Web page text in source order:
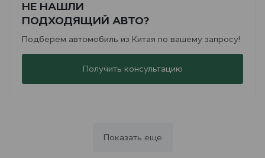
НЕ НАШЛИ
ПОДХОДЯЩИЙ АВТО?
Подберем автомобиль из Китая по вашему запросу!
Получить консультацию
Показать еще